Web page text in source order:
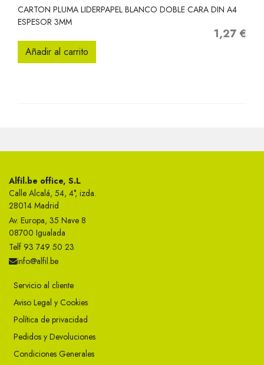
CARTON PLUMA LIDERPAPEL BLANCO DOBLE CARA DIN A4
ESPESOR 3MM
Precio
1,27 €
Añadir al carrito
Alfil.be office, S.L
Calle Alcalá, 54, 4°, izda.
28014 Madrid
Av. Europa, 35 Nave 8
08700 Igualada
Telf 93 749 50 23
info@alfil.be
Servicio al cliente
Aviso Legal y Cookies
Política de privacidad
Pedidos y Devoluciones
Condiciones Generales